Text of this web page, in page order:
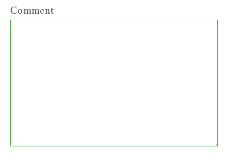
Comment